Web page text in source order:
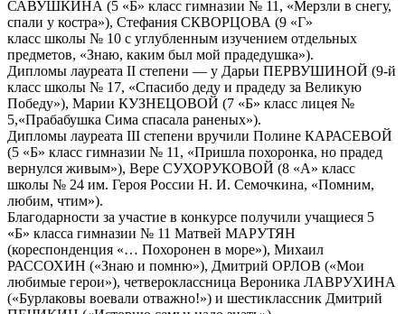
САВУШКИНА (5 «Б» класс гимназии № 11, «Мерзли в снегу,
спали у костра»), Стефания СКВОРЦОВА (9 «Г»
класс школы № 10 с углубленным изучением отдельных
предметов, «Знаю, каким был мой прадедушка»).
Дипломы лауреата II степени — у Дарьи ПЕРВУШИНОЙ (9-й
класс школы № 17, «Спасибо деду и прадеду за Великую
Победу»), Марии КУЗНЕЦОВОЙ (7 «Б» класс лицея №
5,«Прабабушка Сима спасала раненых»).
Дипломы лауреата III степени вручили Полине КАРАСЕВОЙ
(5 «Б» класс гимназии № 11, «Пришла похоронка, но прадед
вернулся живым»), Вере СУХОРУКОВОЙ (8 «А» класс
школы № 24 им. Героя России Н. И. Семочкина, «Помним,
любим, чтим»).
Благодарности за участие в конкурсе получили учащиеся 5
«Б» класса гимназии № 11 Матвей МАРУТЯН
(кореспонденция «… Похоронен в море»), Михаил
РАССОХИН («Знаю и помню»), Дмитрий ОРЛОВ («Мои
любимые герои»), четвероклассница Вероника ЛАВРУХИНА
(«Бурлаковы воевали отважно!») и шестиклассник Дмитрий